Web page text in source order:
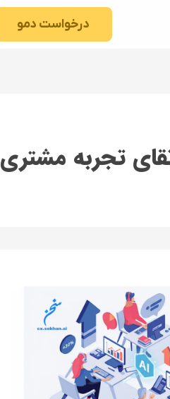
درخواست دمو
تجربه مشتری